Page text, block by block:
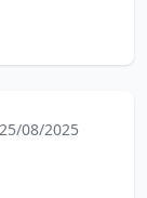
08/2025